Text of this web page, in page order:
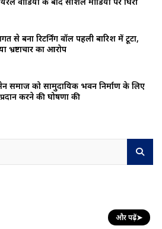
से बना रिटर्निंग वॉल पहली बारिश में टूटा,
भ्रष्टाचार का आरोप
समाज को सामुदायिक भवन निर्माण के लिए
करने की घोषणा की
और पढ़ें➤